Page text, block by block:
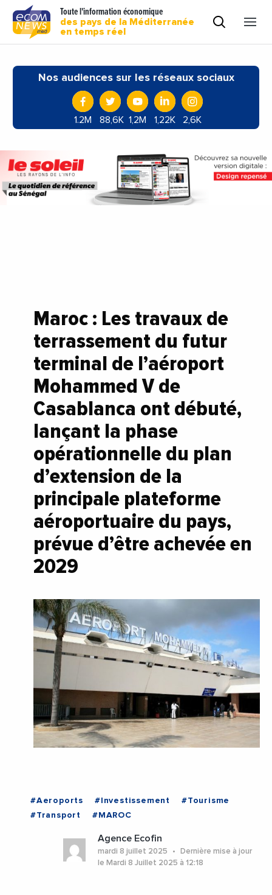
Toute l'information économique
des pays de la Méditerranée
en temps réel
Nos audiences sur les réseaux sociaux
1.2M 88,6K 1,2M 1,22K 2,6K
Maroc : Les travaux de
terrassement du futur
terminal de l’aéroport
Mohammed V de
Casablanca ont débuté,
lançant la phase
opérationnelle du plan
d’extension de la
principale plateforme
aéroportuaire du pays,
prévue d’être achevée en
2029
#Aeroports #Investissement
#Tourisme
#Transport
#MAROC
Agence Ecofin
mardi 8 juillet 2025
Dernière mise à jour
le Mardi 8 Juillet 2025 à 12:18